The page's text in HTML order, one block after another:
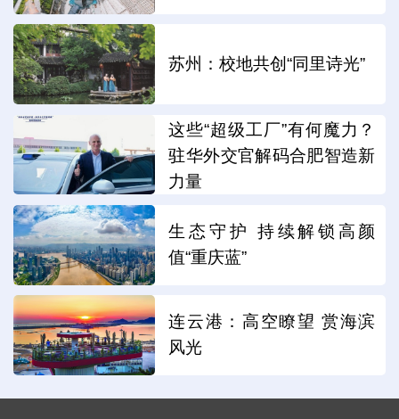
苏州：校地共创“同里诗光”
这些“超级工厂”有何魔力？
驻华外交官解码合肥智造新
力量
生态守护 持续解锁高颜
值“重庆蓝”
连云港：高空瞭望 赏海滨
风光